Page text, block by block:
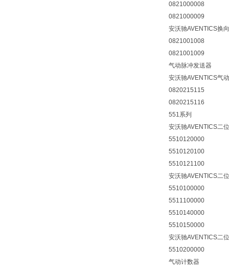
0821000008
0821000009
安沃驰AVENTICS换
0821001008
0821001009
气动脉冲发送器
安沃驰AVENTICS气
0820215115
0820215116
551系列
安沃驰AVENTICS二
5510120000
5510120100
5510121100
安沃驰AVENTICS二
5510100000
5511100000
5510140000
5510150000
安沃驰AVENTICS二
5510200000
气动计数器